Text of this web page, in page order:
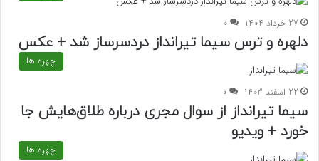
27 خرداد 1404 0
دلهره و ترس سیما تیر‌انداز دردسرساز شد + عکس
چهره ها
22 اسفند 1403 0
سیما تیرانداز از سوال مجری درباره طلاق‌هایش جا
خورد + ویدیو
چهره ها